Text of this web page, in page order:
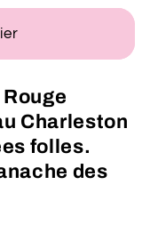
Charleston
folles.
des